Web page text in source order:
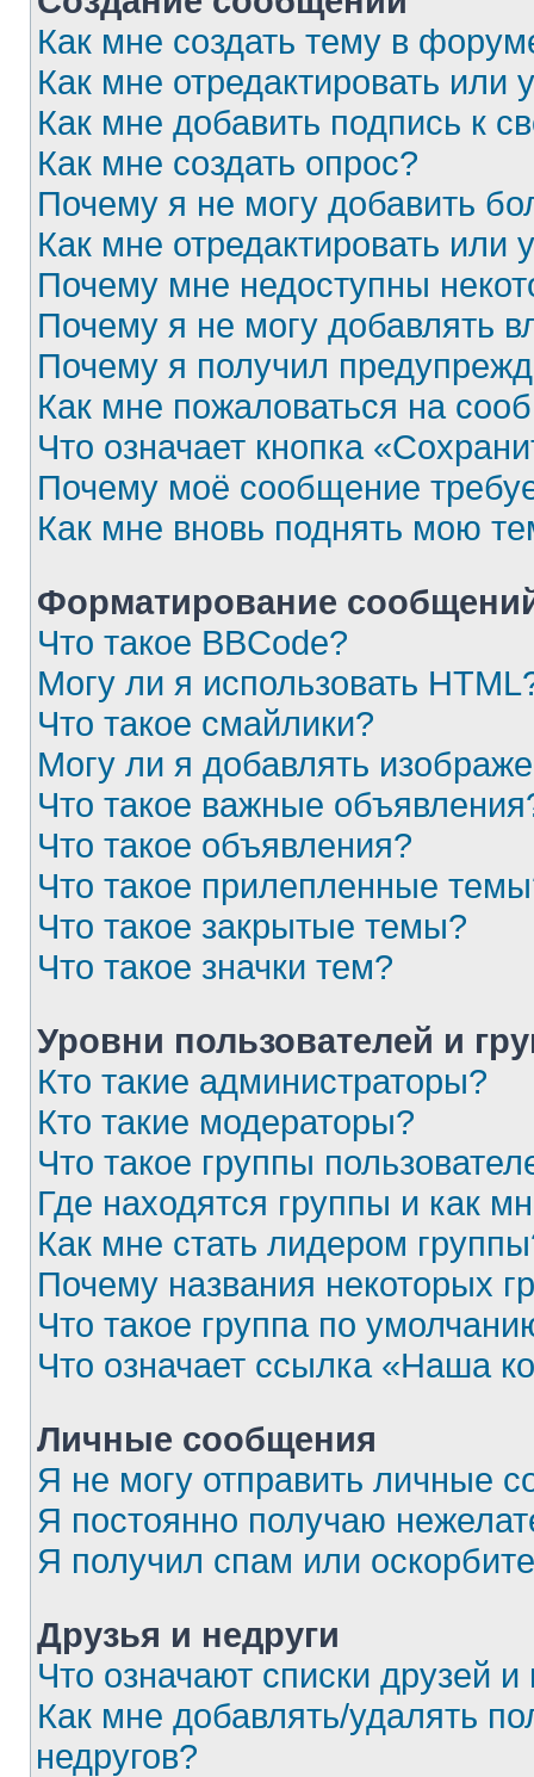
Как мне создать тему в
Как мне отредактировать или
Как мне добавить подпись к
Как мне создать опрос?
Почему я не могу добавить
Как мне отредактировать или
Почему мне недоступны
Почему я не могу добавлять
Почему я получил
Как мне пожаловаться на
Что означает кнопка
Почему моё сообщение
Как мне вновь поднять мою
Форматирование
Что такое BBCode?
Могу ли я использовать
Что такое смайлики?
Могу ли я добавлять
Что такое важные
Что такое объявления?
Что такое прилепленные
Что такое закрытые темы?
Что такое значки тем?
Уровни пользователей и
Кто такие администраторы?
Кто такие модераторы?
Что такое группы
Где находятся группы и как
Как мне стать лидером
Почему названия некоторых
Что такое группа по
Что означает ссылка «Наша
Личные сообщения
Я не могу отправить личные
Я постоянно получаю
Я получил спам или
Друзья и недруги
Что означают списки друзей и
Как мне добавлять/удалять
недругов?